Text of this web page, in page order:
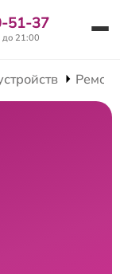
51-37
до 21:00